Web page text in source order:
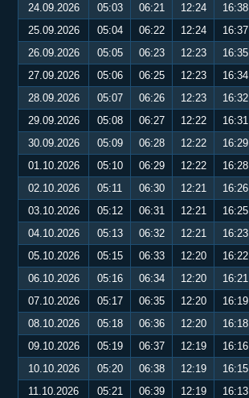
24.09.2026
05:03 06:21 12:24 16:38
25.09.2026
05:04 06:22 12:24 16:37
26.09.2026
05:05 06:23 12:23 16:35
27.09.2026
05:06 06:25 12:23 16:34
28.09.2026
05:07 06:26 12:23 16:32
29.09.2026
05:08 06:27 12:22 16:31
30.09.2026
05:09 06:28 12:22 16:29
01.10.2026
05:10 06:29 12:22 16:28
02.10.2026
05:11 06:30 12:21 16:26
03.10.2026
05:12 06:31 12:21 16:25
04.10.2026
05:13 06:32 12:21 16:23
05.10.2026
05:15 06:33 12:20 16:22
06.10.2026
05:16 06:34 12:20 16:21
07.10.2026
05:17 06:35 12:20 16:19
08.10.2026
05:18 06:36 12:20 16:18
09.10.2026
05:19 06:37 12:19 16:16
10.10.2026
05:20 06:38 12:19 16:15
11.10.2026
05:21 06:39 12:19 16:13